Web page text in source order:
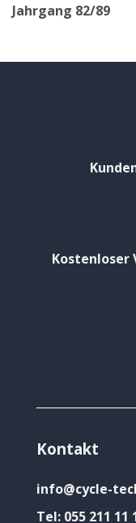
Jahrgang 82/89
Kostenloser
Kontakt
info@cycle-
Tel: 055 211 11